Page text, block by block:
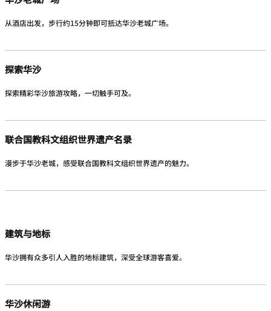
从酒店出发，步行约15分钟即可抵达华沙老城广场。
探索华沙
探索精彩华沙旅游攻略，一切触手可及。
联合国教科文组织世界遗产名录
漫步于华沙老城，感受联合国教科文组织世界遗产的魅力。
建筑与地标
华沙拥有众多引人入胜的地标建筑，深受全球游客喜爱。
华沙休闲游